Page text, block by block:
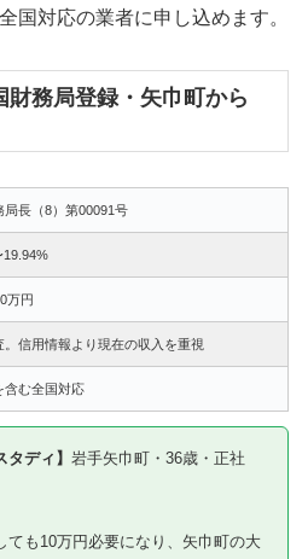
国対応の業者に申し込めます。
務局登録・矢巾町から
局長（8）第00091号
19.94%
万円
。信用情報より現在の収入を重視
含む全国対応
ディ】 岩手矢巾町・36歳・正社
ても10万円必要になり、矢巾町の大